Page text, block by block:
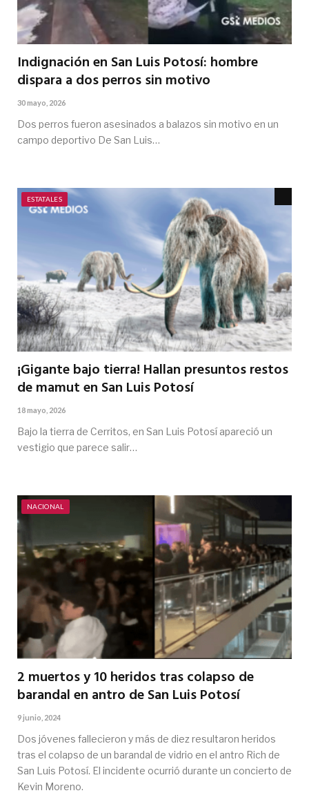
Indignación en San Luis Potosí: hombre
dispara a dos perros sin motivo
30 mayo, 2026
Dos perros fueron asesinados a balazos sin motivo en un
campo deportivo De San Luis…
ESTATALES
¡Gigante bajo tierra! Hallan presuntos restos
de mamut en San Luis Potosí
18 mayo, 2026
Bajo la tierra de Cerritos, en San Luis Potosí apareció un
vestigio que parece salir…
NACIONAL
2 muertos y 10 heridos tras colapso de
barandal en antro de San Luis Potosí
9 junio, 2024
Dos jóvenes fallecieron y más de diez resultaron heridos
tras el colapso de un barandal de vidrio en el antro Rich de
San Luis Potosí. El incidente ocurrió durante un concierto de
Kevin Moreno.